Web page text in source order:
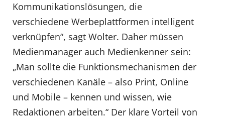
Kommunikationslösungen, die
verschiedene Werbeplattformen intelligent
verknüpfen“, sagt Wolter. Daher müssen
Medienmanager auch Medienkenner sein:
„Man sollte die Funktionsmechanismen der
verschiedenen Kanäle – also Print, Online
und Mobile – kennen und wissen, wie
Redaktionen arbeiten.“ Der klare Vorteil von